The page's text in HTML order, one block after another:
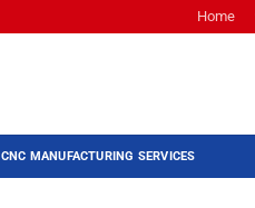
Home
CNC MANUFACTURING SERVICES